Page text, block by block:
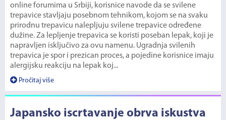
online forumima u Srbiji, korisnice navode da se svilene
trepavice stavljaju posebnom tehnikom, kojom se na svaku
prirodnu trepavicu nalepljuju svilene trepavice određene
dužine. Za lepljenje trepavica se koristi poseban lepak, koji je
napravljen isključivo za ovu namenu. Ugradnja svilenih
trepavica je spor i prezican proces, a pojedine korisnice imaju
alergijsku reakciju na lepak koj...
Pročitaj više
Japansko iscrtavanje obrva iskustva